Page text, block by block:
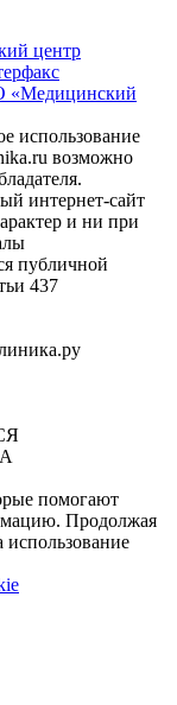
центр
«Медицинский
использование
возможно
интернет-сайт
и ни при
публичной
437
помогают
Продолжая
использование